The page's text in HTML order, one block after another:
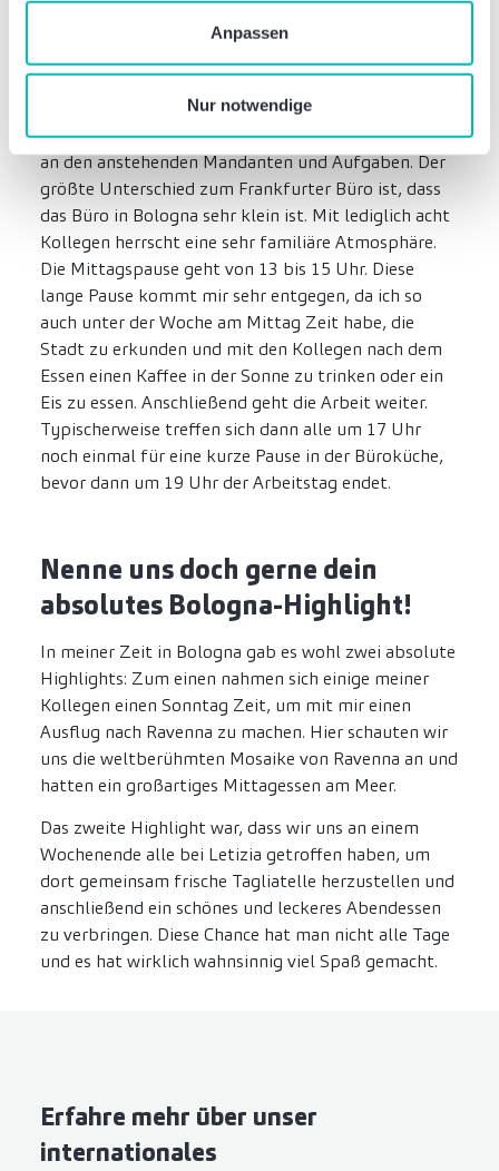
, wenn Sie unsere Webseite
nutzen.
Anpassen
Nur notwendige
Der Arbeitstag beginnt um 9 Uhr. Das Büro liegt
unmittelbarer Nähe zu den berühmten Türmen.
Zum Büro laufe ich von meiner Wohnung circa 15
Minuten zu Fuß. Dann arbeite ich mit den Kollegen
an den anstehenden Mandanten und Aufgaben. Der
größte Unterschied zum Frankfurter Büro ist, dass
das Büro in Bologna sehr klein ist. Mit lediglich acht
Kollegen herrscht eine sehr familiäre Atmosphäre.
Die Mittagspause geht von 13 bis 15 Uhr. Diese
lange Pause kommt mir sehr entgegen, da ich so
auch unter der Woche am Mittag Zeit habe, die
Stadt zu erkunden und mit den Kollegen nach dem
Essen einen Kaffee in der Sonne zu trinken oder ein
Eis zu essen. Anschließend geht die Arbeit weiter.
Typischerweise treffen sich dann alle um 17 Uhr
noch einmal für eine kurze Pause in der Büroküche,
bevor dann um 19 Uhr der Arbeitstag endet.
Nenne uns doch gerne dein
absolutes Bologna-Highlight!
In meiner Zeit in Bologna gab es wohl zwei absolute
Highlights: Zum einen nahmen sich einige meiner
Kollegen einen Sonntag Zeit, um mit mir einen
Ausflug nach Ravenna zu machen. Hier schauten wir
uns die weltberühmten Mosaike von Ravenna an und
hatten ein großartiges Mittagessen am Meer.
Das zweite Highlight war, dass wir uns an einem
Wochenende alle bei Letizia getroffen haben, um
dort gemeinsam frische Tagliatelle herzustellen und
anschließend ein schönes und leckeres Abendessen
zu verbringen. Diese Chance hat man nicht alle Tage
und es hat wirklich wahnsinnig viel Spaß gemacht.
Erfahre mehr über unser
internationales